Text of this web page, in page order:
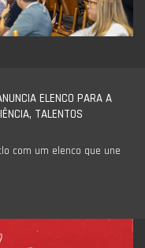
ELENCO PARA A
TALENTOS
com um elenco que une